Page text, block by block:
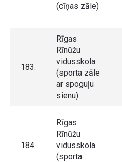
(cīņas zāle)
183.
Rīgas
Rīnūžu
vidusskola
(sporta zāle
ar spoguļu
sienu)
184.
Rīgas
Rīnūžu
vidusskola
(sporta